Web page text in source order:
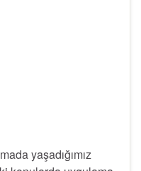
yaşadığımız